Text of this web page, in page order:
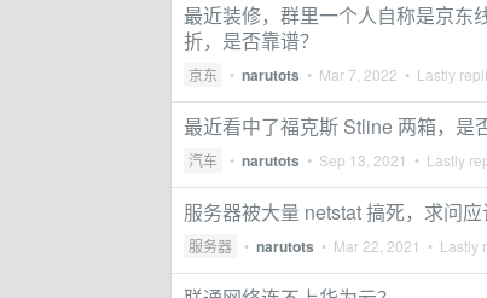
最近装修，群里一个人自称是京东
折，是否靠谱？
京东 • narutots • Mar 7, 2022 • Lastly
最近看中了福克斯 Stline 两箱，是
汽车 • narutots • Sep 13, 2021 • Lastly
服务器被大量 netstat 搞死，求问
服务器 • narutots • Mar 22, 2021 • Lastly